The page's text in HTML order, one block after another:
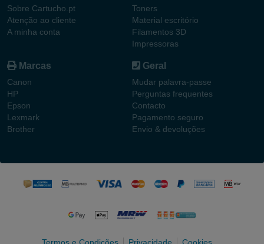
Sobre Cartucho.pt
Atenção ao cliente
A minha conta
Toners
Material escritório
Filamentos 3D
Impressoras
Marcas
Canon
HP
Epson
Lexmark
Brother
Geral
Mudar palavra-passe
Perguntas frequentes
Contacto
Pagamento seguro
Envio & devoluções
Termos e Condições Privacidade Cookies